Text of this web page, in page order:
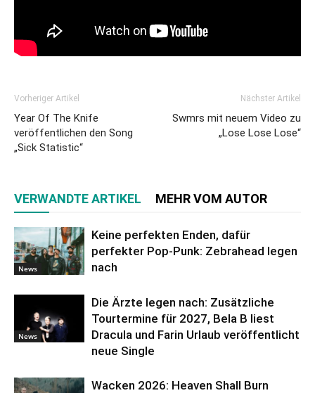
Vorheriger Artikel
Year Of The Knife
veröffentlichen den Song
„Sick Statistic“
Nächster Artikel
Swmrs mit neuem Video zu
„Lose Lose Lose“
VERWANDTE ARTIKEL MEHR VOM AUTOR
News
Keine perfekten Enden, dafür
perfekter Pop-Punk: Zebrahead legen
nach
News
Die Ärzte legen nach: Zusätzliche
Tourtermine für 2027, Bela B liest
Dracula und Farin Urlaub veröffentlicht
neue Single
Wacken 2026: Heaven Shall Burn